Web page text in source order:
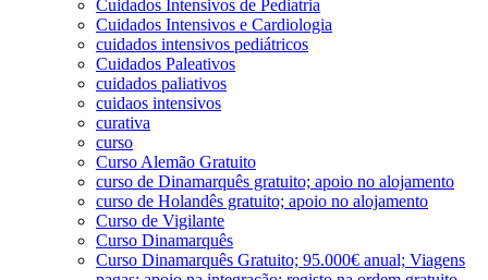
Cuidados Intensivos de Pediatria
Cuidados Intensivos e Cardiologia
cuidados intensivos pediátricos
Cuidados Paleativos
cuidados paliativos
cuidaos intensivos
curativa
curso
Curso Alemão Gratuito
curso de Dinamarquês gratuito; apoio no alojamento
curso de Holandês gratuito; apoio no alojamento
Curso de Vigilante
Curso Dinamarquês
Curso Dinamarquês Gratuito; 95.000€ anual; Viagens